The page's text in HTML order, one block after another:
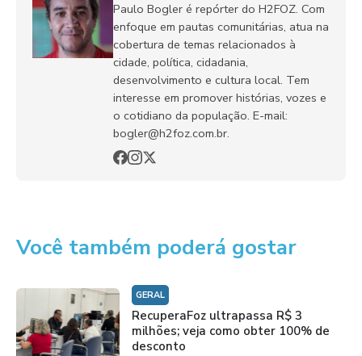
Paulo Bogler é repórter do H2FOZ. Com
enfoque em pautas comunitárias, atua na
cobertura de temas relacionados à
cidade, política, cidadania,
desenvolvimento e cultura local. Tem
interesse em promover histórias, vozes e
o cotidiano da população. E-mail:
bogler@h2foz.com.br.
Você também poderá gostar
GERAL
RecuperaFoz ultrapassa R$ 3
milhões; veja como obter 100% de
desconto